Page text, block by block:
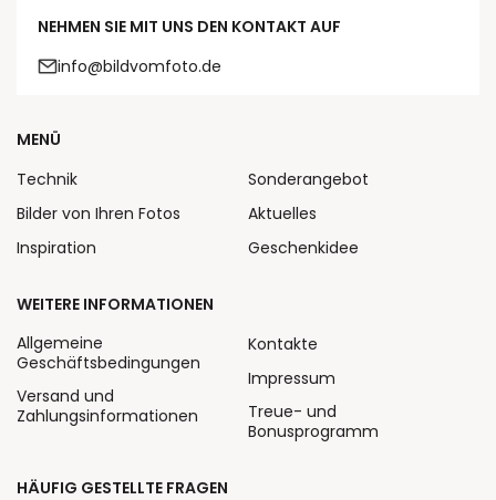
NEHMEN SIE MIT UNS DEN KONTAKT AUF
info@bildvomfoto.de
MENÜ
Technik
Bilder von Ihren Fotos
Inspiration
Sonderangebot
Aktuelles
Geschenkidee
WEITERE INFORMATIONEN
Allgemeine
Geschäftsbedingungen
Versand und
Zahlungsinformationen
Kontakte
Impressum
Treue- und
Bonusprogramm
HÄUFIG GESTELLTE FRAGEN